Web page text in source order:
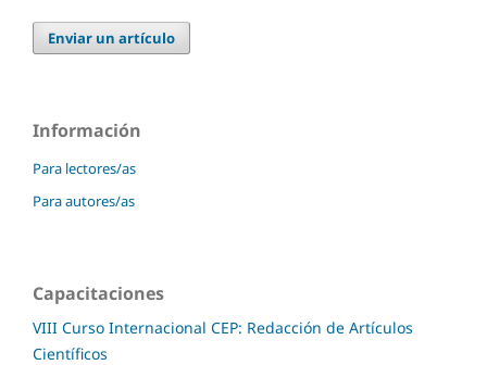
Enviar un artículo
Información
Para lectores/as
Para autores/as
Capacitaciones
VIII Curso Internacional CEP: Redacción de Artículos
Científicos